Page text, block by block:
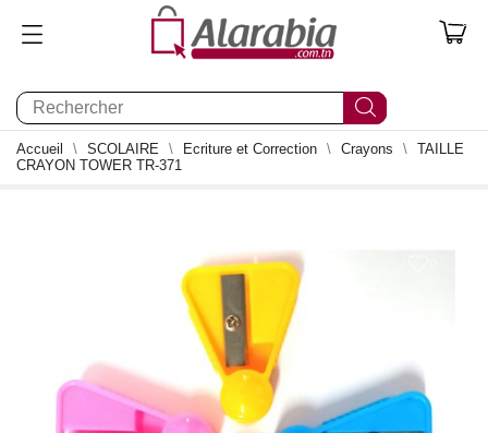
0
Accueil SCOLAIRE Ecriture et Correction Crayons
TAILLE
CRAYON TOWER TR-371